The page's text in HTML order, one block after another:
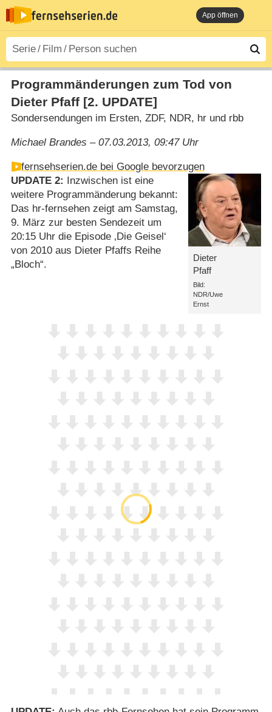
App öffnen
Programmänderungen zum Tod von
Dieter Pfaff [2. UPDATE]
Sondersendungen im Ersten, ZDF, NDR, hr und rbb
Michael Brandes – 07.03.2013, 09:47 Uhr
fernsehserien.de bei Google bevorzugen
Dieter
Pfaff
Bild:
NDR/Uwe
Ernst
UPDATE 2: Inzwischen ist eine
weitere Programmänderung bekannt:
Das hr-fernsehen zeigt am Samstag,
9. März zur besten Sendezeit um
20:15 Uhr die Episode ‚Die Geisel‘
von 2010 aus Dieter Pfaffs Reihe
„Bloch“.